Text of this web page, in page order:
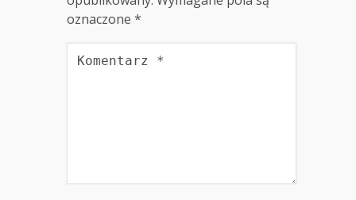
oznaczone *